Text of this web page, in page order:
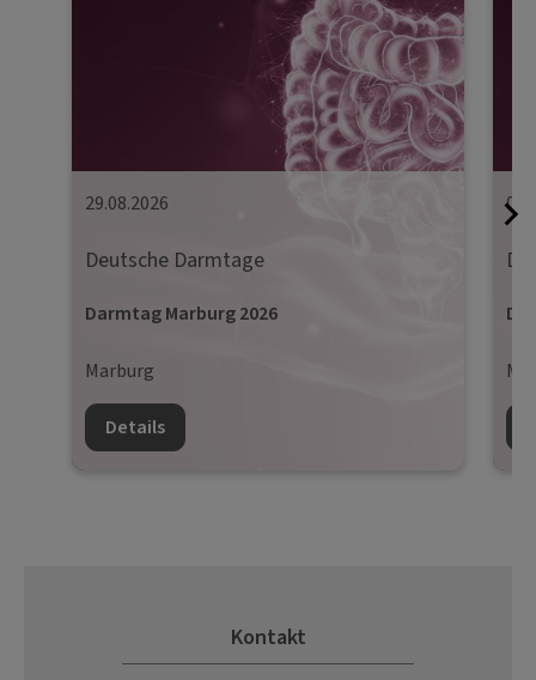
29.08.2026
Deutsche Darmtage
Darmtag Marburg 2026
Marburg
Details
Kontakt